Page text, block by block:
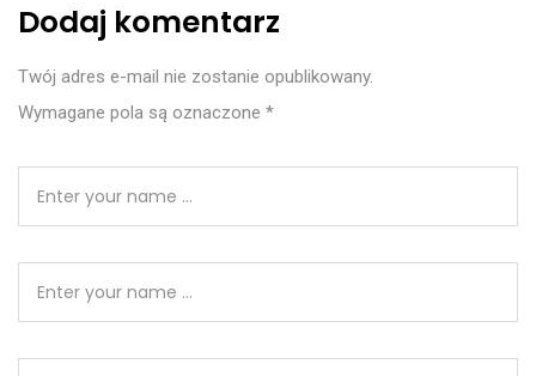
Dodaj komentarz
Twój adres e-mail nie zostanie opublikowany.
Wymagane pola są oznaczone *